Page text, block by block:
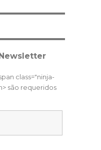
class="ninja-
são requeridos